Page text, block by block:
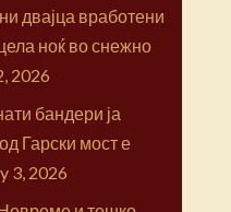
двајца вработени
ноќ во снежно
2026
бандери ја
Гарски мост е
3, 2026